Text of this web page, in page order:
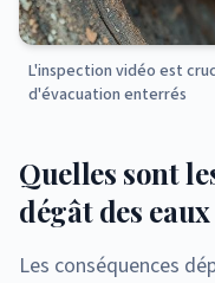
L'inspection vidéo est
d'évacuation enterrés
Quelles sont
dégât des
Les conséquences